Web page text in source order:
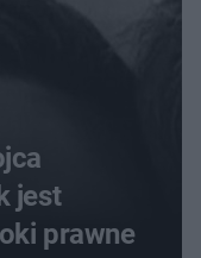
jest
prawne